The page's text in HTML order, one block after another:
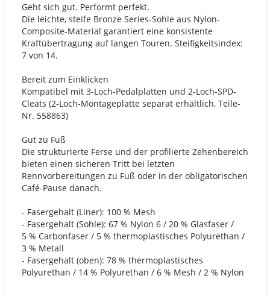
Geht sich gut. Performt perfekt.
Die leichte, steife Bronze Series-Sohle aus Nylon-
Composite-Material garantiert eine konsistente
Kraftübertragung auf langen Touren. Steifigkeitsindex:
7 von 14.
Bereit zum Einklicken
Kompatibel mit 3-Loch-Pedalplatten und 2-Loch-SPD-
Cleats (2-Loch-Montageplatte separat erhältlich, Teile-
Nr. 558863)
Gut zu Fuß
Die strukturierte Ferse und der profilierte Zehenbereich
bieten einen sicheren Tritt bei letzten
Rennvorbereitungen zu Fuß oder in der obligatorischen
Café-Pause danach.
- Fasergehalt (Liner): 100 % Mesh
- Fasergehalt (Sohle): 67 % Nylon 6 / 20 % Glasfaser /
5 % Carbonfaser / 5 % thermoplastisches Polyurethan /
3 % Metall
- Fasergehalt (oben): 78 % thermoplastisches
Polyurethan / 14 % Polyurethan / 6 % Mesh / 2 % Nylon